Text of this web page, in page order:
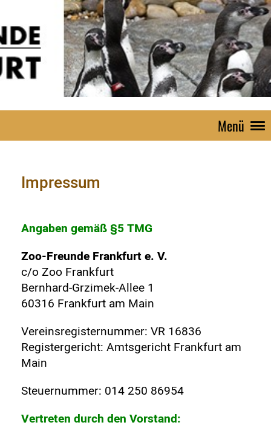
Menü
Impressum
Angaben gemäß §5 TMG
Zoo-Freunde Frankfurt e. V.
c/o Zoo Frankfurt
Bernhard-Grzimek-Allee 1
60316 Frankfurt am Main
Vereinsregisternummer: VR 16836
Registergericht: Amtsgericht Frankfurt am
Main
Steuernummer: 014 250 86954
Vertreten durch den Vorstand: